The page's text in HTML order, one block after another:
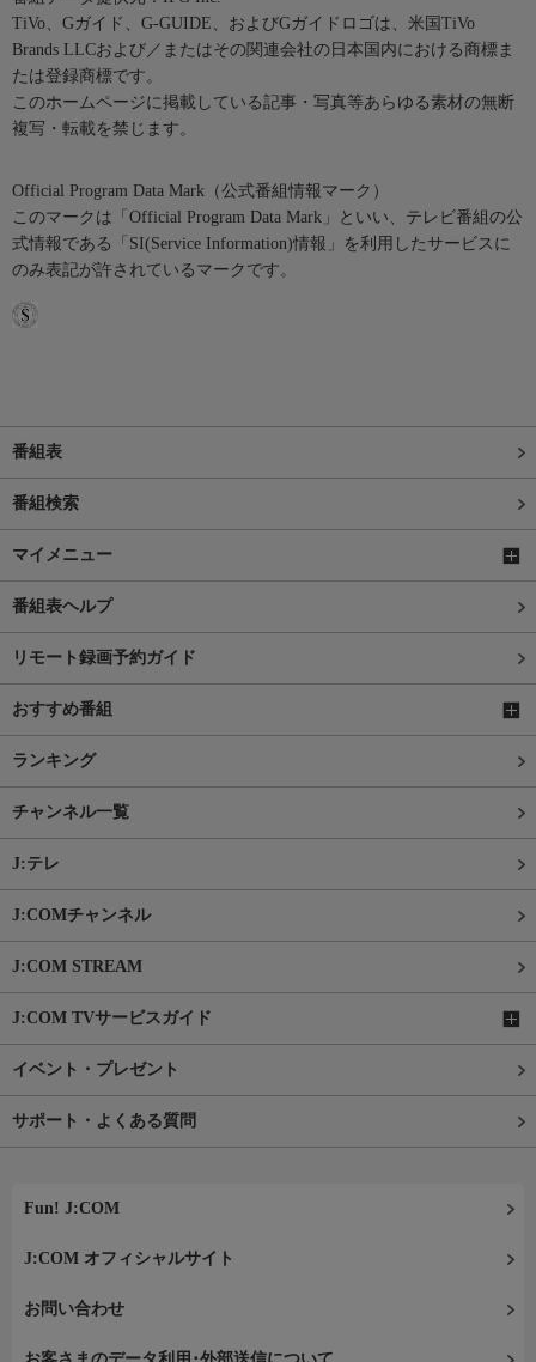
TiVo、Gガイド、G-GUIDE、およびGガイドロゴは、米国TiVo
Brands LLCおよび／またはその関連会社の日本国内における商標ま
たは登録商標です。
このホームページに掲載している記事・写真等あらゆる素材の無断
複写・転載を禁じます。
Official Program Data Mark（公式番組情報マーク）
このマークは「Official Program Data Mark」といい、テレビ番組の公
式情報である「SI(Service Information)情報」を利用したサービスに
のみ表記が許されているマークです。
番組表
番組検索
マイメニュー
番組表ヘルプ
リモート録画予約ガイド
おすすめ番組
ランキング
チャンネル一覧
J:テレ
J:COMチャンネル
J:COM STREAM
J:COM TVサービスガイド
イベント・プレゼント
サポート・よくある質問
Fun! J:COM
J:COM オフィシャルサイト
お問い合わせ